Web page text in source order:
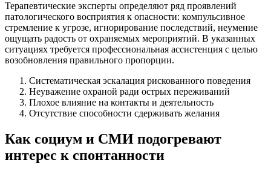
Терапевтические эксперты определяют ряд проявлений
патологического восприятия к опасности: компульсивное
стремление к угрозе, игнорирование последствий, неумение
ощущать радость от охраняемых мероприятий. В указанных
ситуациях требуется профессиональная ассистенция с целью
возобновления правильного пропорции.
Систематическая эскалация рискованного поведения
Неуважение охраной ради острых переживаний
Плохое влияние на контакты и деятельность
Отсутствие способности сдерживать желания
Как социум и СМИ подогревают
интерес к спонтанности